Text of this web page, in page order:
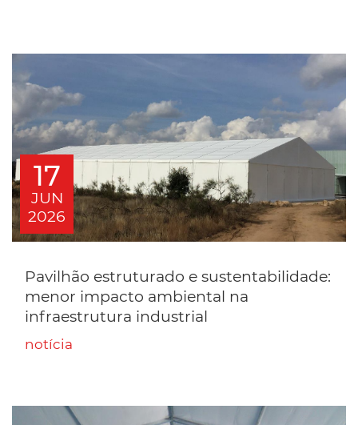
17
JUN
2026
Pavilhão estruturado e sustentabilidade:
menor impacto ambiental na
infraestrutura industrial
notícia